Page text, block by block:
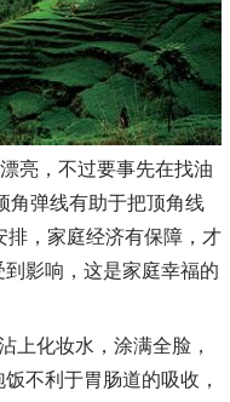
亮，不过要事先在找油
角弹线有助于把顶角线
，家庭经济有保障，才
影响，这是家庭幸福的
上化妆水，涂满全脸，
不利于胃肠道的吸收，